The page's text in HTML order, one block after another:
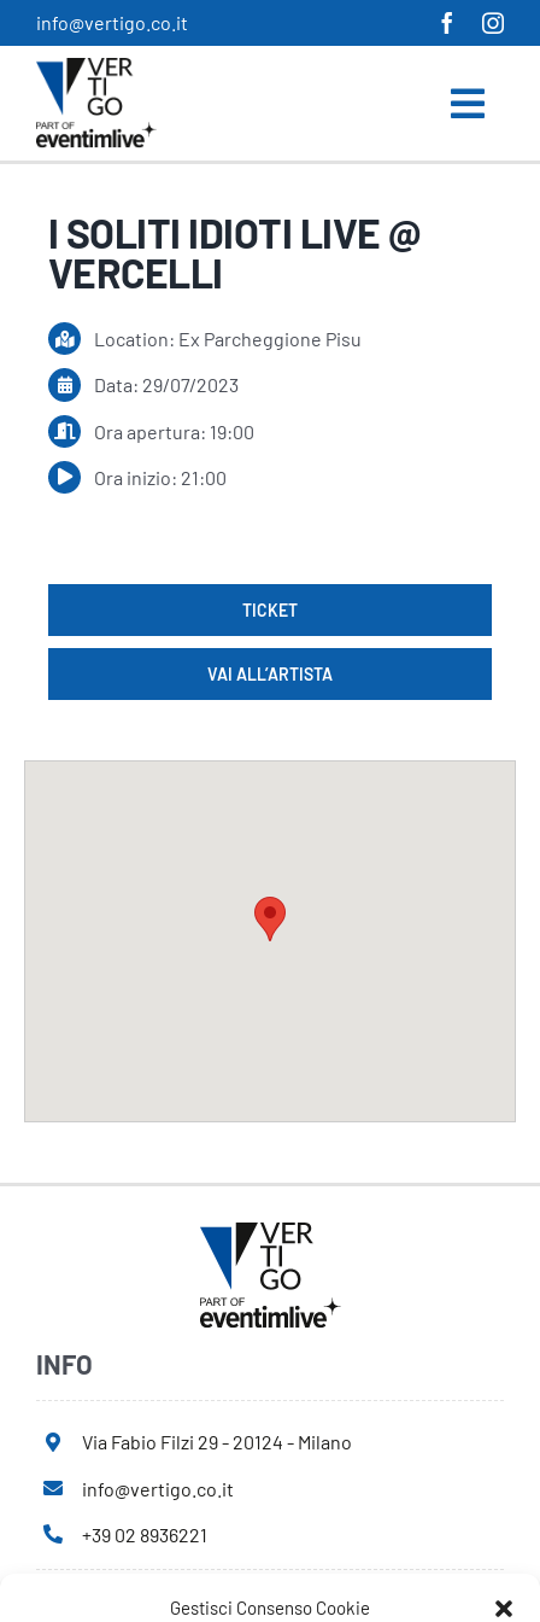
Gestisci Consenso Cookie
Salta
al
contenuto
info@vertigo.co.it
I SOLITI IDIOTI LIVE @
VERCELLI
Location: Ex Parcheggione Pisu
Data: 29/07/2023
Ora apertura: 19:00
Ora inizio: 21:00
TICKET
VAI ALL’ARTISTA
INFO
Via Fabio Filzi 29 - 20124 - Milano
info@vertigo.co.it
+39 02 8936221
Privacy Policy